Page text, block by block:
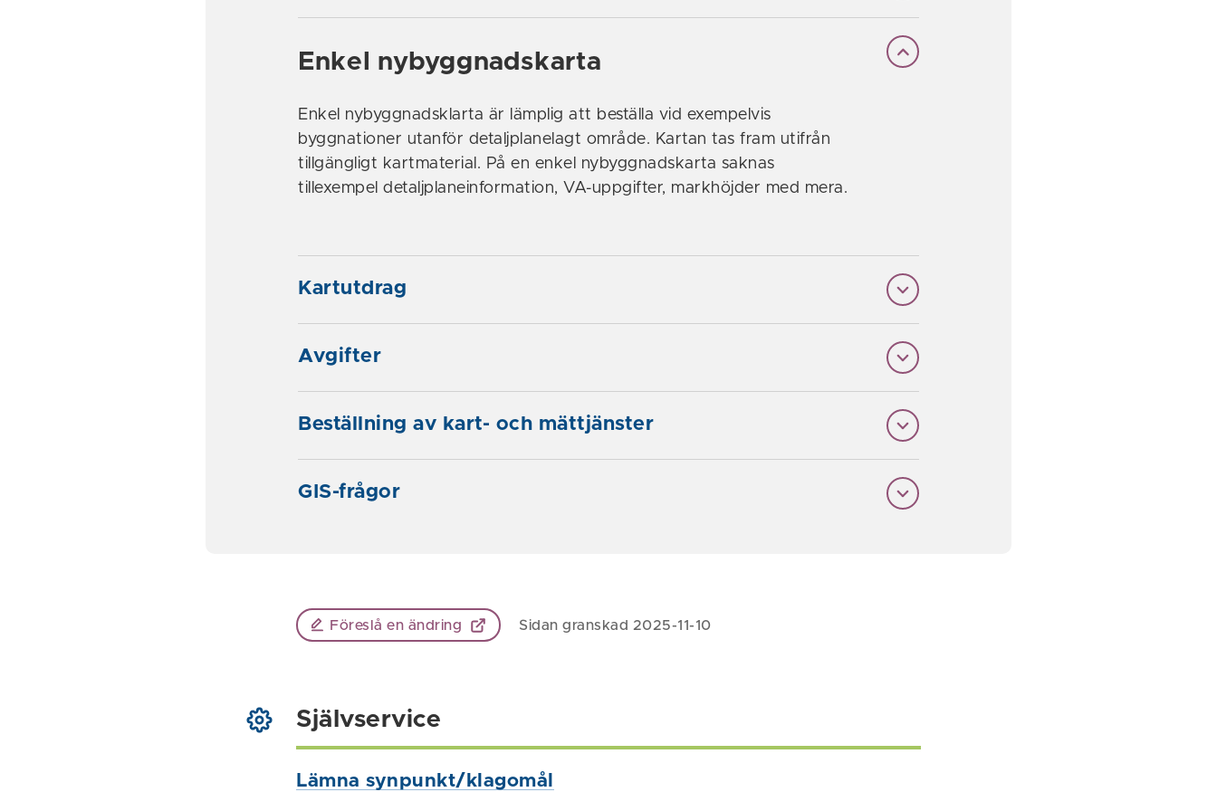
Enkel nybyggnadskarta
Enkel nybyggnadsklarta är lämplig att beställa vid exempelvis
byggnationer utanför detaljplanelagt område. Kartan tas fram utifrån
tillgängligt kartmaterial. På en enkel nybyggnadskarta saknas
tillexempel detaljplaneinformation, VA-uppgifter, markhöjder med mera.
Kartutdrag
Avgifter
Beställning av kart- och mättjänster
GIS-frågor
Föreslå en ändring Sidan granskad 2025-11-10
Självservice
Lämna synpunkt/klagomål